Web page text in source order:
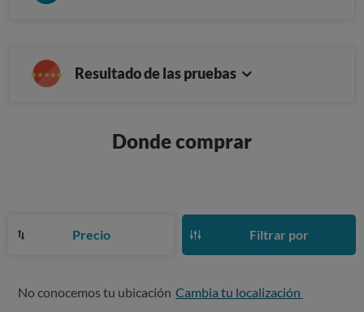
Resultado de las pruebas
Donde comprar
Precio Filtrar por
No conocemos tu ubicación Cambia tu localización